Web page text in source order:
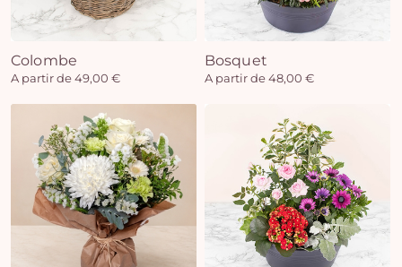
Colombe
A partir de 49,00 €
Bosquet
A partir de 48,00 €